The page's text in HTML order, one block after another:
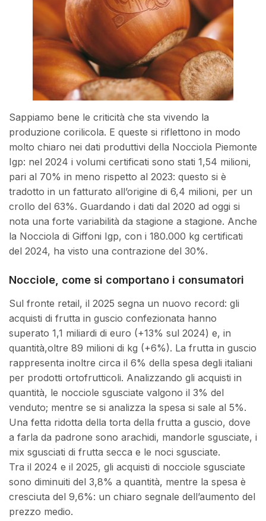
Sappiamo bene le criticità che sta vivendo la
produzione corilicola. E queste si riflettono in modo
molto chiaro nei dati produttivi della Nocciola Piemonte
Igp: nel 2024 i volumi certificati sono stati 1,54 milioni,
pari al 70% in meno rispetto al 2023: questo si è
tradotto in un fatturato all’origine di 6,4 milioni, per un
crollo del 63%. Guardando i dati dal 2020 ad oggi si
nota una forte variabilità da stagione a stagione. Anche
la Nocciola di Giffoni Igp, con i 180.000 kg certificati
del 2024, ha visto una contrazione del 30%.
Nocciole, come si comportano i consumatori
Sul fronte retail, il 2025 segna un nuovo record: gli
acquisti di frutta in guscio confezionata hanno
superato 1,1 miliardi di euro (+13% sul 2024) e, in
quantità,oltre 89 milioni di kg (+6%). La frutta in guscio
rappresenta inoltre circa il 6% della spesa degli italiani
per prodotti ortofrutticoli. Analizzando gli acquisti in
quantità, le nocciole sgusciate valgono il 3% del
venduto; mentre se si analizza la spesa si sale al 5%.
Una fetta ridotta della torta della frutta a guscio, dove
a farla da padrone sono arachidi, mandorle sgusciate, i
mix sgusciati di frutta secca e le noci sgusciate.
Tra il 2024 e il 2025, gli acquisti di nocciole sgusciate
sono diminuiti del 3,8% a quantità, mentre la spesa è
cresciuta del 9,6%: un chiaro segnale dell’aumento del
prezzo medio.